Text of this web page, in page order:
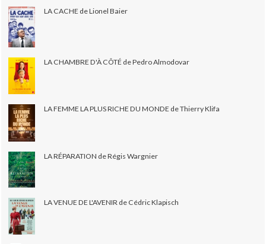
LA CACHE de Lionel Baier
LA CHAMBRE D'À CÔTÉ de Pedro Almodovar
LA FEMME LA PLUS RICHE DU MONDE de Thierry Klifa
LA RÉPARATION de Régis Wargnier
LA VENUE DE L'AVENIR de Cédric Klapisch